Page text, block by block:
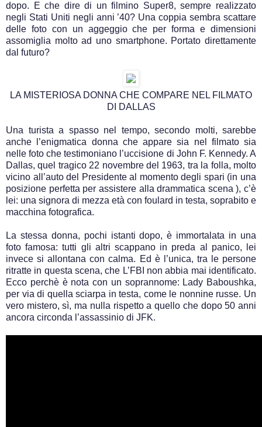
dopo. E che dire di un filmino Super8, sempre realizzato
negli Stati Uniti negli anni ’40? Una coppia sembra scattare
delle foto con un aggeggio che per forma e dimensioni
assomiglia molto ad uno smartphone. Portato direttamente
dal futuro?
LA MISTERIOSA DONNA CHE COMPARE NEL FILMATO
DI DALLAS
Una turista a spasso nel tempo, secondo molti, sarebbe
anche l’enigmatica donna che appare sia nel filmato sia
nelle foto che testimoniano l’uccisione di John F. Kennedy. A
Dallas, quel tragico 22 novembre del 1963, tra la folla, molto
vicino all’auto del Presidente al momento degli spari (in una
posizione perfetta per assistere alla drammatica scena ), c’è
lei: una signora di mezza età con foulard in testa, soprabito e
macchina fotografica.
La stessa donna, pochi istanti dopo, è immortalata in una
foto famosa: tutti gli altri scappano in preda al panico, lei
invece si allontana con calma. Ed è l’unica, tra le persone
ritratte in questa scena, che L’FBI non abbia mai identificato.
Ecco perchè è nota con un soprannome: Lady Baboushka,
per via di quella sciarpa in testa, come le nonnine russe. Un
vero mistero, sì, ma nulla rispetto a quello che dopo 50 anni
ancora circonda l’assassinio di JFK.